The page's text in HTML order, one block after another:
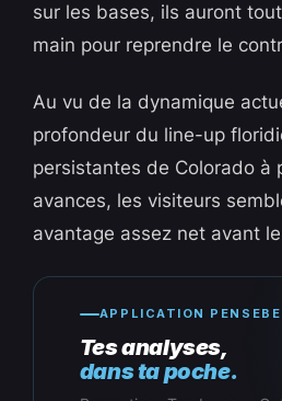
sur les bases, ils auront
main pour reprendre le
Au vu de la dynamique
profondeur du line-up
persistantes de Colorado à
avances, les visiteurs
avantage assez net avant
APPLICATION
Tes analyses,
dans ta poche.